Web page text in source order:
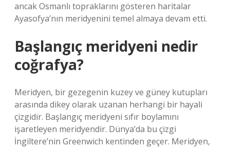
ancak Osmanlı topraklarını gösteren haritalar
Ayasofya’nın meridyenini temel almaya devam etti.
Başlangıç meridyeni nedir
coğrafya?
Meridyen, bir gezegenin kuzey ve güney kutupları
arasında dikey olarak uzanan herhangi bir hayali
çizgidir. Başlangıç ​​meridyeni sıfır boylamını
işaretleyen meridyendir. Dünya’da bu çizgi
İngiltere’nin Greenwich kentinden geçer. Meridyen,